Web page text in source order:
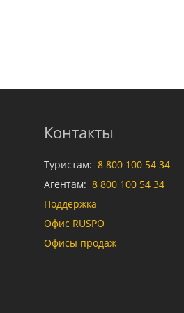
Контакты
Туристам: 8 800 100 54 34
Агентам: 8 800 100 54 34
Поддержка
Офис RUSPO
Офисы продаж